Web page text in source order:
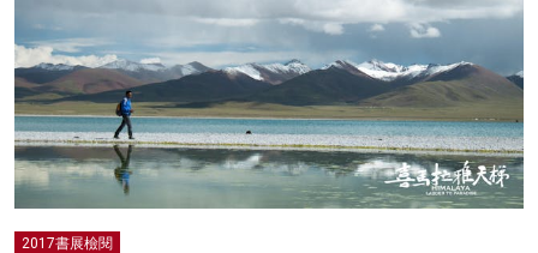
科技
影片
名家榜
灼見活動
2017書展檢閱